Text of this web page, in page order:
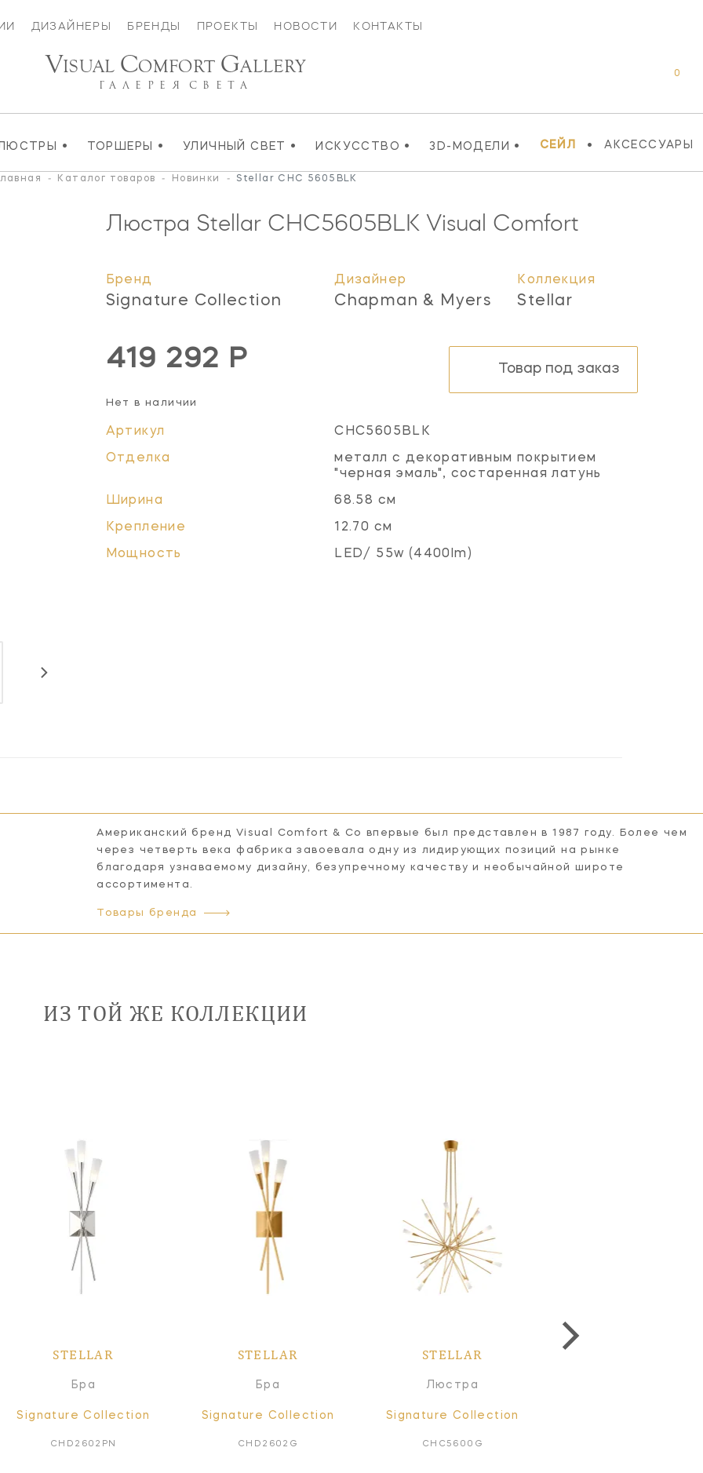
ДИЗАЙНЕРЫ БРЕНДЫ ПРОЕКТЫ НОВОСТИ КОНТАКТЫ
• ТОРШЕРЫ • УЛИЧНЫЙ СВЕТ • ИСКУССТВО • 3D-МОДЕЛИ • СЕЙЛ • АКСЕССУАРЫ
0
VISUAL COMFORT GALLERY
ГАЛЕРЕЯ СВЕТА
- Каталог товаров - Новинки - Stellar CHC 5605BLK
Люстра Stellar CHC5605BLK Visual Comfort
Бренд
Signature Collection
Дизайнер
Chapman & Myers
Коллекция
Stellar
419 292 Р
Нет в наличии
Товар под заказ
Артикул CHC5605BLK
Отделка
металл с декоративным покрытием
"черная эмаль", состаренная латунь
Ширина 68.58 см
Крепление 12.70 см
Мощность LED/ 55w (4400lm)
Американский бренд Visual Comfort & Co впервые был представлен в 1987 году. Более чем
через четверть века фабрика завоевала одну из лидирующих позиций на рынке
благодаря узнаваемому дизайну, безупречному качеству и необычайной широте
ассортимента.
Товары бренда
ИЗ ТОЙ ЖЕ КОЛЛЕКЦИИ
STELLAR
Бра
Signature Collection
CHD2602PN
STELLAR
Бра
Signature Collection
CHD2602G
STELLAR
Люстра
Signature Collection
CHC5600G